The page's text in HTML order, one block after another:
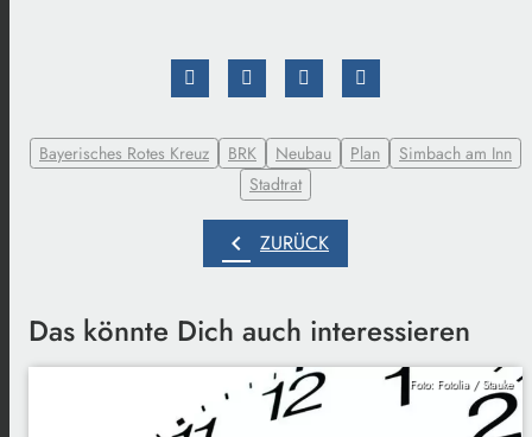
Bayerisches Rotes Kreuz BRK Neubau Plan
Simbach am Inn
Stadtrat
chevron_left ZURÜCK
Das könnte Dich auch interessieren
Foto: Fotolia / Stauke